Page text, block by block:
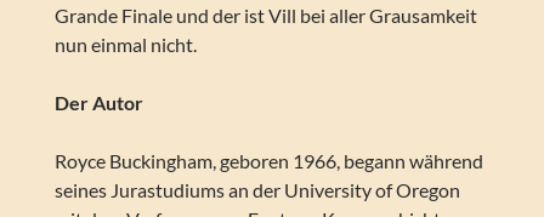
Grande Finale und der ist Vill bei aller Grausamkeit
nun einmal nicht.
Der Autor
Royce Buckingham, geboren 1966, begann während
seines Jurastudiums an der University of Oregon